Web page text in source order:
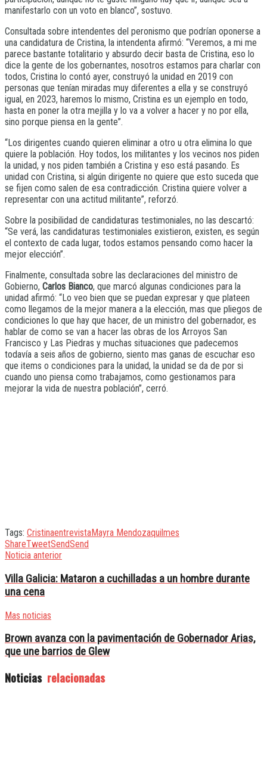
manifestarlo con un voto en blanco”, sostuvo.
Consultada sobre intendentes del peronismo que podrían oponerse a
una candidatura de Cristina, la intendenta afirmó: “Veremos, a mi me
parece bastante totalitario y absurdo decir basta de Cristina, eso lo
dice la gente de los gobernantes, nosotros estamos para charlar con
todos, Cristina lo contó ayer, construyó la unidad en 2019 con
personas que tenían miradas muy diferentes a ella y se construyó
igual, en 2023, haremos lo mismo, Cristina es un ejemplo en todo,
hasta en poner la otra mejilla y lo va a volver a hacer y no por ella,
sino porque piensa en la gente”.
“Los dirigentes cuando quieren eliminar a otro u otra elimina lo que
quiere la población. Hoy todos, los militantes y los vecinos nos piden
la unidad, y nos piden también a Cristina y eso está pasando. Es
unidad con Cristina, si algún dirigente no quiere que esto suceda que
se fijen como salen de esa contradicción. Cristina quiere volver a
representar con una actitud militante”, reforzó.
Sobre la posibilidad de candidaturas testimoniales, no las descartó:
“Se verá, las candidaturas testimoniales existieron, existen, es según
el contexto de cada lugar, todos estamos pensando como hacer la
mejor elección”.
Finalmente, consultada sobre las declaraciones del ministro de
Gobierno, Carlos Bianco, que marcó algunas condiciones para la
unidad afirmó: “Lo veo bien que se puedan expresar y que plateen
como llegamos de la mejor manera a la elección, mas que pliegos de
condiciones lo que hay que hacer, de un ministro del gobernador, es
hablar de como se van a hacer las obras de los Arroyos San
Francisco y Las Piedras y muchas situaciones que padecemos
todavía a seis años de gobierno, siento mas ganas de escuchar eso
que items o condiciones para la unidad, la unidad se da de por si
cuando uno piensa como trabajamos, como gestionamos para
mejorar la vida de nuestra población”, cerró.
Tags: CristinaentrevistaMayra Mendozaquilmes
ShareTweetSendSend
Noticia anterior
Villa Galicia: Mataron a cuchilladas a un hombre durante
una cena
Mas noticias
Brown avanza con la pavimentación de Gobernador Arias,
que une barrios de Glew
Noticias relacionadas